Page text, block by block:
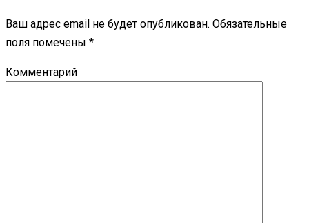
Ваш адрес email не будет опубликован. Обязательные
поля помечены *
Комментарий